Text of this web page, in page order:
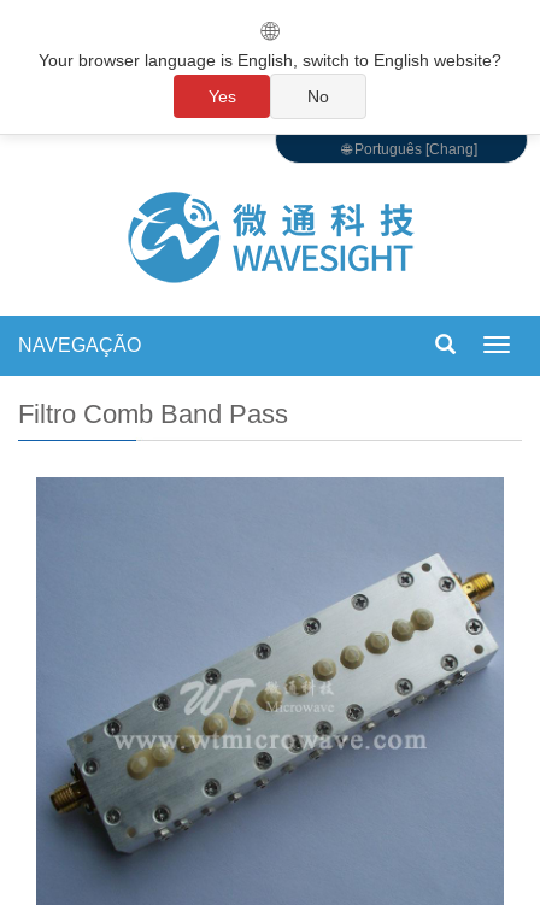
🌐 Português [Chang]
NAVEGAÇÃO
Filtro Comb Band Pass
🌐
Your browser language is English, switch to English website?
Yes
No